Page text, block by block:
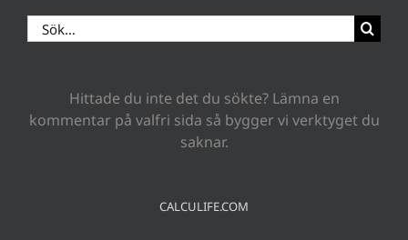
Sök
efter:
Hittade du inte det du sökte? Lämna en
kommentar på valfri sida så bygger vi verktyget du
saknar.
CALCULIFE.COM